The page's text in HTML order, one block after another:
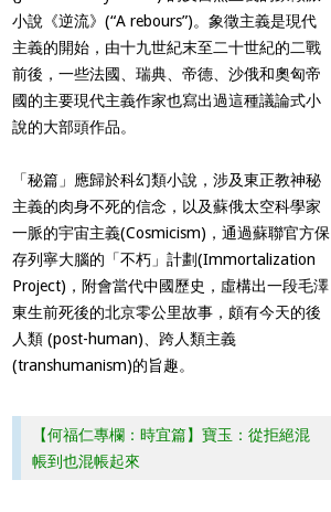
小說《逆流》(“A rebours”)。象徵主義是現代
主義的開始，由十九世紀末至二十世紀的二戰
前後，一些法國、瑞典、帝德、沙俄和奧匈帝
國的主要現代主義作家也寫出過這種議論式小
說的大部頭作品。
「秘篇」應歸於科幻類小說，涉及東正教神秘
主義的肉身不死的信念，以及蘇俄太空科學家
一脈的宇宙主義(Cosmicism)，通過蘇聯官方保
存列寧大腦的「不朽」計劃(Immortalization
Project)，附會當代中國歷史，虛構出一段毛澤
東生前死後的北京零公里故事，頗有今天的後
人類 (post-human)、跨人類主義
(transhumanism)的旨趣。
【何福仁專欄：時宜篇】寶玉：從拒絕混
帳到也混帳起來